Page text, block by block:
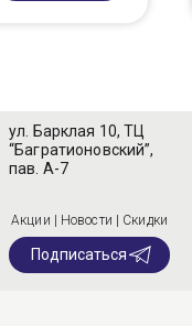
ул. Барклая 10, ТЦ
“Багратионовский”,
пав. А-7
Акции | Новости | Скидки
Подписаться